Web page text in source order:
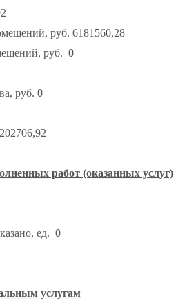
руб. 6181560,28
руб. 0
руб. 0
работ (оказанных услуг)
ед. 0
услугам